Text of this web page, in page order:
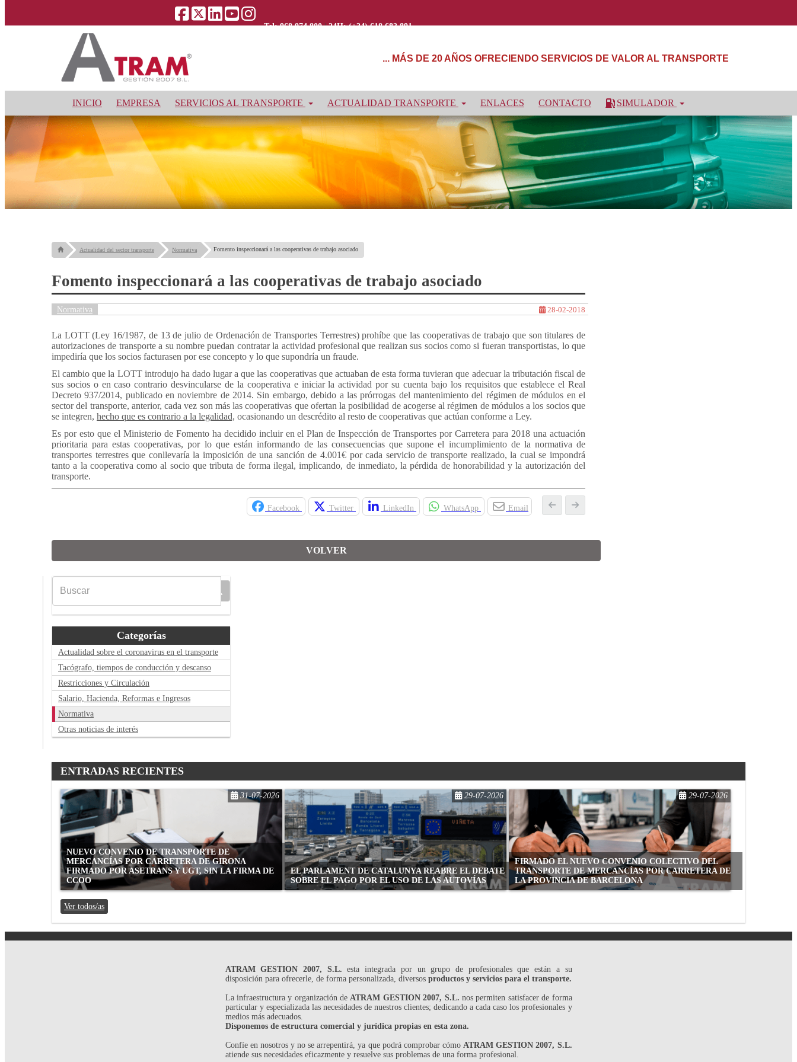
Tel: 968 974 800|24H: (+34) 618 683 891
... MÁS DE 20 AÑOS OFRECIENDO SERVICIOS DE VALOR AL TRANSPORTE
INICIO EMPRESA SERVICIOS AL TRANSPORTE ACTUALIDAD TRANSPORTE ENLACES CONTACTO SIMULADOR
Actualidad del sector transporte Normativa Fomento inspeccionará a las cooperativas de trabajo asociado
Fomento inspeccionará a las cooperativas de trabajo asociado
Normativa 28-02-2018
La LOTT (Ley 16/1987, de 13 de julio de Ordenación de Transportes Terrestres) prohíbe que las cooperativas de trabajo que son titulares de
autorizaciones de transporte a su nombre puedan contratar la actividad profesional que realizan sus socios como si fueran transportistas, lo que
impediría que los socios facturasen por ese concepto y lo que supondría un fraude.
El cambio que la LOTT introdujo ha dado lugar a que las cooperativas que actuaban de esta forma tuvieran que adecuar la tributación fiscal de
sus socios o en caso contrario desvincularse de la cooperativa e iniciar la actividad por su cuenta bajo los requisitos que establece el Real
Decreto 937/2014, publicado en noviembre de 2014. Sin embargo, debido a las prórrogas del mantenimiento del régimen de módulos en el
sector del transporte, anterior, cada vez son más las cooperativas que ofertan la posibilidad de acogerse al régimen de módulos a los socios que
se integren, hecho que es contrario a la legalidad, ocasionando un descrédito al resto de cooperativas que actúan conforme a Ley.
Es por esto que el Ministerio de Fomento ha decidido incluir en el Plan de Inspección de Transportes por Carretera para 2018 una actuación
prioritaria para estas cooperativas, por lo que están informando de las consecuencias que supone el incumplimiento de la normativa de
transportes terrestres que conllevaría la imposición de una sanción de 4.001€ por cada servicio de transporte realizado, la cual se impondrá
tanto a la cooperativa como al socio que tributa de forma ilegal, implicando, de inmediato, la pérdida de honorabilidad y la autorización del
transporte.
Facebook Twitter LinkedIn WhatsApp Email
VOLVER
Categorías
Actualidad sobre el coronavirus en el transporte
Tacógrafo, tiempos de conducción y descanso
Restricciones y Circulación
Salario, Hacienda, Reformas e Ingresos
Normativa
Otras noticias de interés
ENTRADAS RECIENTES
NUEVO CONVENIO DE TRANSPORTE DE
MERCANCÍAS POR CARRETERA DE GIRONA
FIRMADO POR ASETRANS Y UGT, SIN LA FIRMA DE
CCOO
31-07-2026
EL PARLAMENT DE CATALUNYA REABRE EL DEBATE
SOBRE EL PAGO POR EL USO DE LAS AUTOVÍAS
29-07-2026
FIRMADO EL NUEVO CONVENIO COLECTIVO DEL
TRANSPORTE DE MERCANCÍAS POR CARRETERA DE
LA PROVINCIA DE BARCELONA
29-07-2026
Ver todos/as
ATRAM GESTION 2007, S.L. esta integrada por un grupo de profesionales que están a su
disposición para ofrecerle, de forma personalizada, diversos productos y servicios para el transporte.
La infraestructura y organización deATRAM GESTION 2007, S.L. nos permiten satisfacer de forma
particular y especializada las necesidades de nuestros clientes; dedicando a cada caso los profesionales y
medios más adecuados.
Disponemos de estructura comercial y jurídica propias en esta zona.
Confíe en nosotros y no se arrepentirá, ya que podrá comprobar cómoATRAM GESTION 2007, S.L.
atiende sus necesidades eficazmente y resuelve sus problemas de una forma profesional.